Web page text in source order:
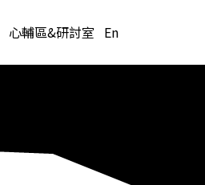
心輔區&研討室 En